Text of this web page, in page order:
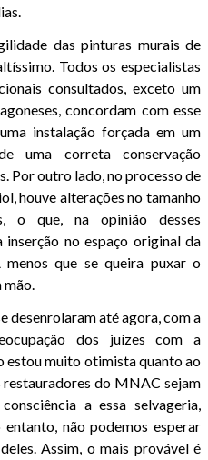
das pinturas murais de
Todos os especialistas
consultados, exceto um
concordam com esse
instalação forçada em um
uma correta conservação
Por outro lado, no processo de
houve alterações no tamanho
o que, na opinião desses
no espaço original da
que se queira puxar o
mão.
desenrolaram até agora, com a
dos juízes com a
estou muito otimista quanto ao
do MNAC sejam
a essa selvageria,
não podemos esperar
Assim, o mais provável é